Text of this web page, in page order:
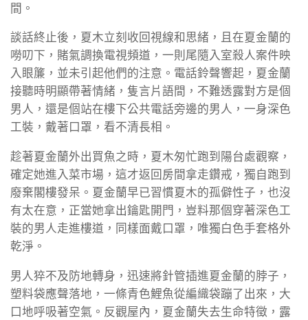
間。
談話終止後，夏木立刻收回視線和思緒，且在夏金蘭的
嘮叨下，賭氣調換電視頻道，一則尾隨入室殺人案件映
入眼簾，並未引起他們的注意。電話鈴聲響起，夏金蘭
接聽時明顯帶著情緒，隻言片語間，不難透露對方是個
男人，還是個站在樓下公共電話旁邊的男人，一身深色
工裝，戴著口罩，看不清長相。
趁著夏金蘭外出買魚之時，夏木匆忙跑到陽台處觀察，
確定她進入菜市場，這才返回房間拿走鑽戒，獨自跑到
廢棄閣樓發呆。夏金蘭早已習慣夏木的孤僻性子，也沒
有太在意，正當她拿出鑰匙開門，豈料那個穿著深色工
裝的男人走進樓道，同樣面戴口罩，唯獨白色手套格外
乾淨。
男人猝不及防地轉身，迅速將針管插進夏金蘭的脖子，
塑料袋應聲落地，一條青色鯉魚從編織袋蹦了出來，大
口地呼吸著空氣。反觀屋內，夏金蘭失去生命特徵，露